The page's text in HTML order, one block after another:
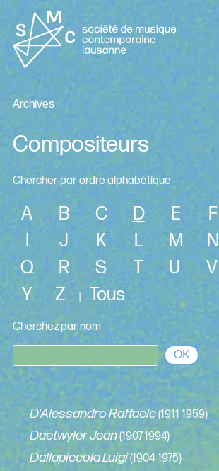
Archives
Compositeurs
Chercher par ordre alphabétique
A B C D E F
I
J K L M N
Q
R S T U V
Y
Z Tous
Cherchez par nom
OK
D'Alessandro Raffaele(1911-1959)
Daetwyler Jean(1907-1994)
Dallapiccola Luigi(1904-1975)